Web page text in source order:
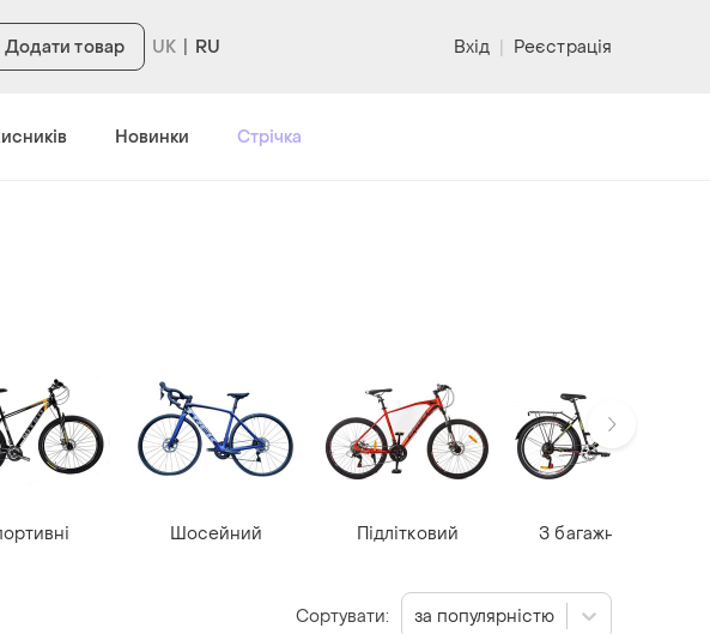
Додати товар RU Вхід | Реєстрація
Новинки Стрічка
Шосейний Підлітковий З багажником
Сортувати: за популярністю